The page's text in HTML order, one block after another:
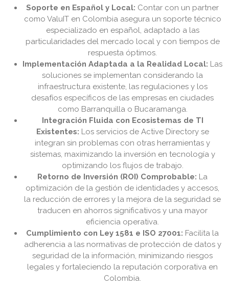
Soporte en Español y Local: Contar con un partner
como ValuIT en Colombia asegura un soporte técnico
especializado en español, adaptado a las
particularidades del mercado local y con tiempos de
respuesta óptimos.
Implementación Adaptada a la Realidad Local: Las
soluciones se implementan considerando la
infraestructura existente, las regulaciones y los
desafíos específicos de las empresas en ciudades
como Barranquilla o Bucaramanga.
Integración Fluida con Ecosistemas de TI
Existentes: Los servicios de Active Directory se
integran sin problemas con otras herramientas y
sistemas, maximizando la inversión en tecnología y
optimizando los flujos de trabajo.
Retorno de Inversión (ROI) Comprobable: La
optimización de la gestión de identidades y accesos,
la reducción de errores y la mejora de la seguridad se
traducen en ahorros significativos y una mayor
eficiencia operativa.
Cumplimiento con Ley 1581 e ISO 27001: Facilita la
adherencia a las normativas de protección de datos y
seguridad de la información, minimizando riesgos
legales y fortaleciendo la reputación corporativa en
Colombia.